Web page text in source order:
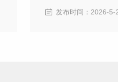
发布时间：2026-5-